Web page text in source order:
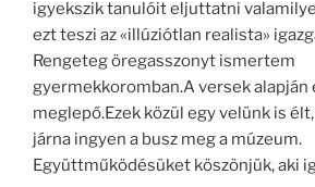
igyekszik tanulóit eljuttatni
ezt teszi az «illúziótlan realista»
Rengeteg öregasszonyt ismertem
gyermekkoromban.A versek alapján
meglepő.Ezek közül egy velünk is
járna ingyen a busz meg a múzeum.
Együttműködésüket köszönjük, aki